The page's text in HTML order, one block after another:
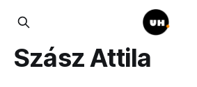
Szász Attila